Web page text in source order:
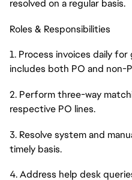
resolved on a regular basis.
Roles & Responsibilities
1. Process invoices daily
includes both PO and non-
2. Perform three-way
respective PO lines.
3. Resolve system and
timely basis.
4. Address help desk